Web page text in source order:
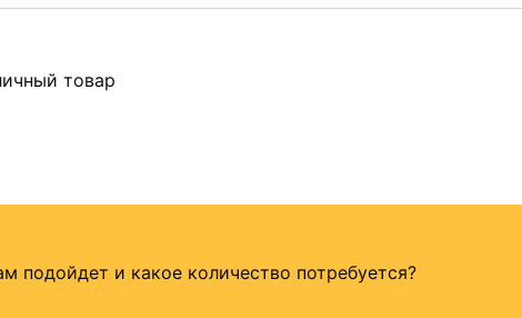
товар
подойдет и какое количество потребуется?